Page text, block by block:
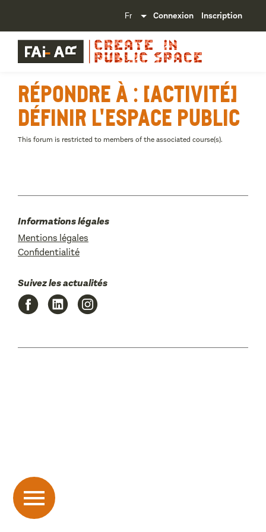
Connexion Inscription
Répondre à : [Activité]
Définir l'espace public
This forum is restricted to members of the associated course(s).
Informations légales
Mentions légales
Confidentialité
Suivez les actualités